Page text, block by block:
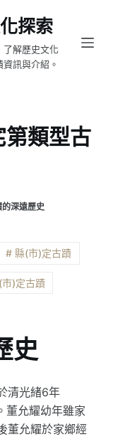
探索
了解歷史文化
訊與介紹。
第類型古
深遠歷史
# 縣(市)定古蹟
)定古蹟
史
清光緒6年
董允耀幼年雖家
董允耀於家鄉經